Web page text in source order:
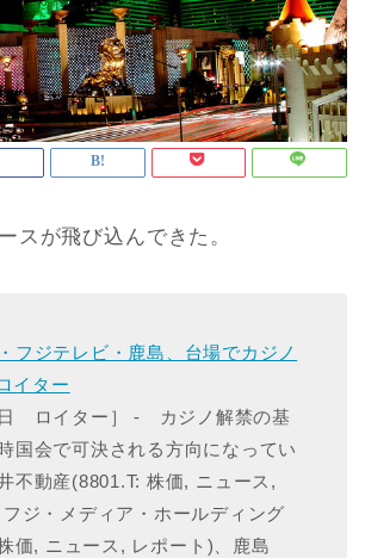
スが飛び込んできた。
フジテレビ・鹿島、台場でカジノ
イター
ロイター］ - カジノ解禁の基
国会で可決される方向になってい
不動産(8801.T: 株価, ニュース,
ジ・メディア・ホールディング
価, ニュース, レポート)、鹿島